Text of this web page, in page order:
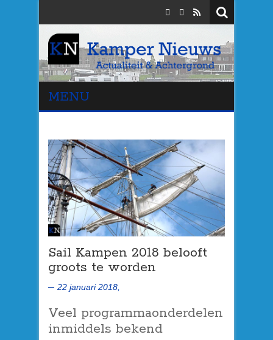
MENU
Sail Kampen 2018 belooft
groots te worden
22 januari 2018,
Veel programmaonderdelen
inmiddels bekend